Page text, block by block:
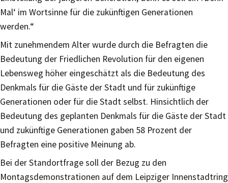
Mal‘ im Wortsinne für die zukünftigen Generationen
werden.“
Mit zunehmendem Alter wurde durch die Befragten die
Bedeutung der Friedlichen Revolution für den eigenen
Lebensweg höher eingeschätzt als die Bedeutung des
Denkmals für die Gäste der Stadt und für zukünftige
Generationen oder für die Stadt selbst. Hinsichtlich der
Bedeutung des geplanten Denkmals für die Gäste der Stadt
und zukünftige Generationen gaben 58 Prozent der
Befragten eine positive Meinung ab.
Bei der Standortfrage soll der Bezug zu den
Montagsdemonstrationen auf dem Leipziger Innenstadtring